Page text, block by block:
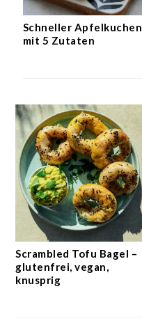
Schneller Apfelkuchen
mit 5 Zutaten
Scrambled Tofu Bagel –
glutenfrei, vegan,
knusprig